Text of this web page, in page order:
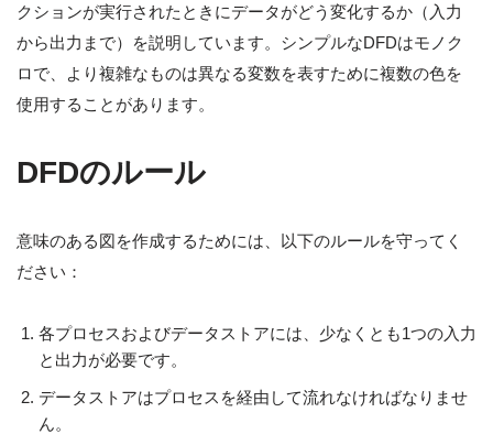
クションが実行されたときにデータがどう変化するか（入力
から出力まで）を説明しています。シンプルなDFDはモノク
ロで、より複雑なものは異なる変数を表すために複数の色を
使用することがあります。
DFDのルール
意味のある図を作成するためには、以下のルールを守ってく
ださい：
各プロセスおよびデータストアには、少なくとも1つの入力
と出力が必要です。
データストアはプロセスを経由して流れなければなりませ
ん。